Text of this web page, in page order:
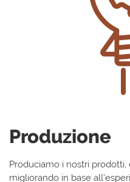
Produzione
Produciamo i nostri
migliorando in base